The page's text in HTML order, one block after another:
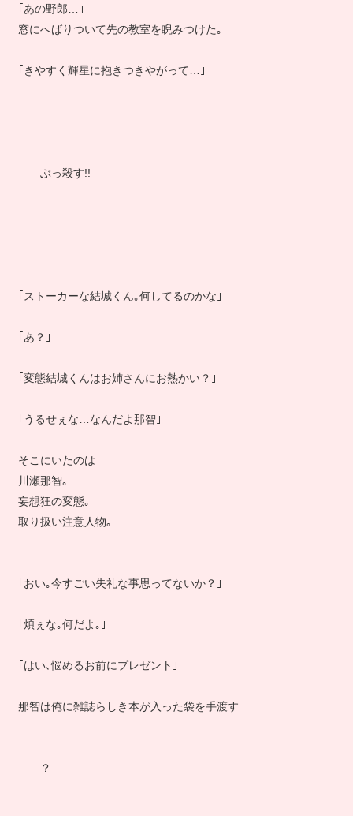
｢あの野郎…｣
窓にへばりついて先の教室を睨みつけた｡
｢きやすく輝星に抱きつきやがって…｣
――ぶっ殺す!!
｢ストーカーな結城くん｡何してるのかな｣
｢あ？｣
｢変態結城くんはお姉さんにお熱かい？｣
｢うるせぇな…なんだよ那智｣
そこにいたのは
川瀬那智｡
妄想狂の変態｡
取り扱い注意人物｡
｢おい｡今すごい失礼な事思ってないか？｣
｢煩ぇな｡何だよ｡｣
｢はい､悩めるお前にプレゼント｣
那智は俺に雑誌らしき本が入った袋を手渡す
――？